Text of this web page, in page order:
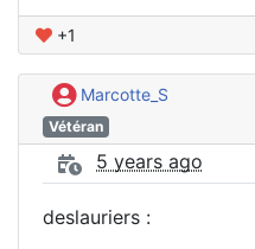
+1
Marcotte_S
Vétéran
5 years ago
deslauriers :